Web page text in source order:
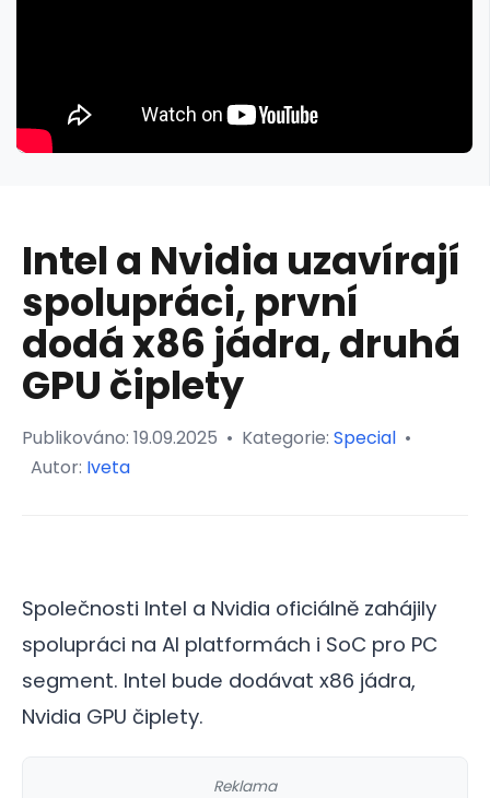
Intel a Nvidia uzavírají
spolupráci, první
dodá x86 jádra, druhá
GPU čiplety
Publikováno: 19.09.2025 • Kategorie: Special •
Autor: Iveta
Společnosti Intel a Nvidia oficiálně zahájily
spolupráci na AI platformách i SoC pro PC
segment. Intel bude dodávat x86 jádra,
Nvidia GPU čiplety.
Reklama